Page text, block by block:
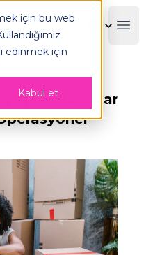
için bu web
edinmek için
Kabul etMarkalar